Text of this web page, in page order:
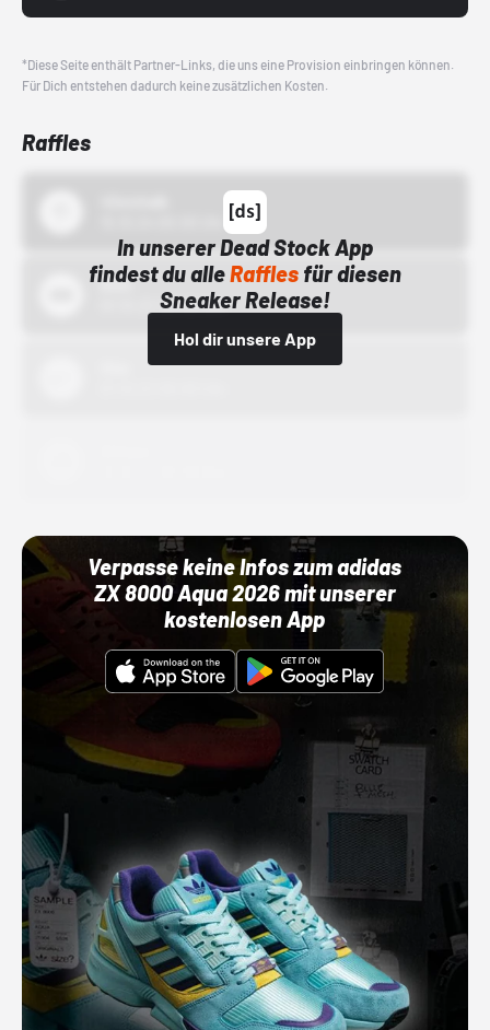
*Diese Seite enthält Partner-Links, die uns eine Provision einbringen können.
Für Dich entstehen dadurch keine zusätzlichen Kosten.
Raffles
In unserer Dead Stock App
findest du alleRafflesfür diesen
Sneaker Release!
Hol dir unsere App
Bstn
01.10.22 00:00 Uhr
Verpasse keine Infos zum adidas
ZX 8000 Aqua 2026 mit unserer
kostenlosen App